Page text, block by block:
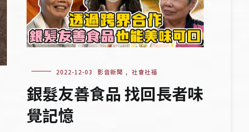
2022-12-03 影音新聞 , 社會社福
銀髮友善食品 找回長者味
覺記憶